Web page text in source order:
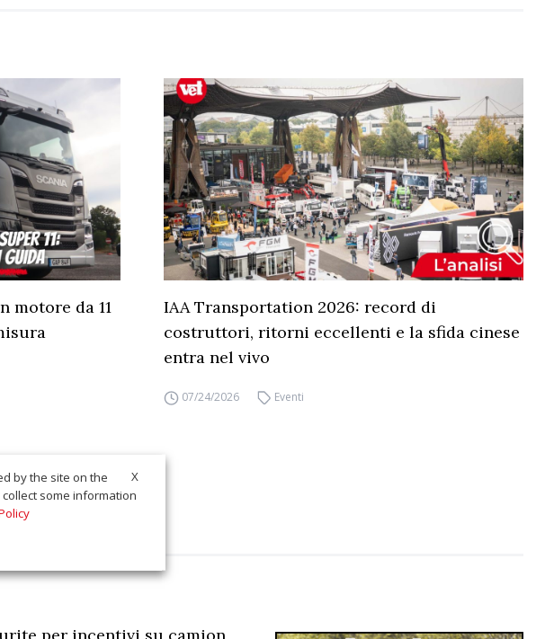
motore da 11
IAA Transportation 2026: record di
costruttori, ritorni eccellenti e la sfida cinese
entra nel vivo
07/24/2026 Eventi
X
by the site on the
some information